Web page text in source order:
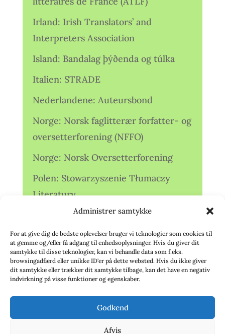
Administrer samtykke
For at give dig de bedste oplevelser bruger vi teknologier som cookies til
at gemme og/eller få adgang til enhedsoplysninger. Hvis du giver dit
samtykke til disse teknologier, kan vi behandle data som f.eks.
browsingadfærd eller unikke ID'er på dette websted. Hvis du ikke giver
dit samtykke eller trækker dit samtykke tilbage, kan det have en negativ
indvirkning på visse funktioner og egenskaber.
Godkend
Afvis
Irland: Irish Translators’ and
Interpreters Association
Island: Bandalag þýðenda og túlka
Italien: STRADE
Nederlandene: Auteursbond
Norge: Norsk faglitterær forfatter- og
oversetterforening (NFFO)
Norge: Norsk Oversetterforening
Polen: Stowarzyszenie Tłumaczy
Literatury
Storbritannien: Translators
Association (TA)
Sverige: Översättarsektionen (Ö.)
Sverige: Översättarcentrum (ÖC)
deutschsprachiger Übersetzer (VdÜ)